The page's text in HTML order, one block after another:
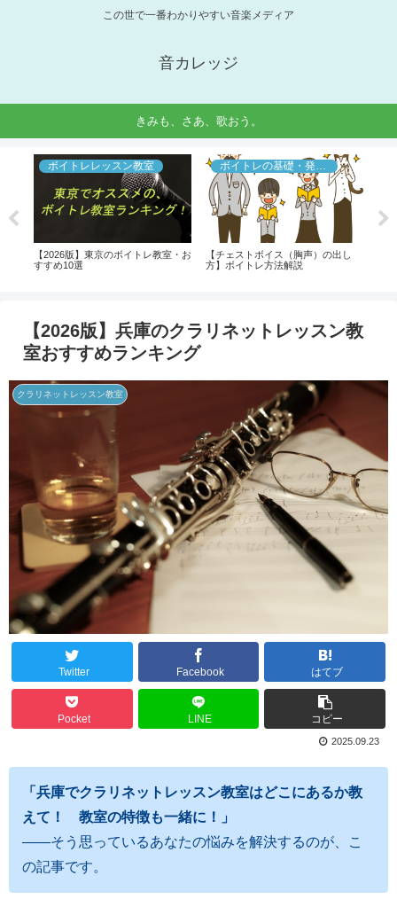
この世で一番わかりやすい音楽メディア
音カレッジ
きみも、さあ、歌おう。
ボイトレレッスン教室
【2026版】東京のボイトレ教室・お
すすめ10選
ボイトレの基礎・発声法
【チェストボイス（胸声）の出し
方】ボイトレ方法解説
お腹から声
【2026版】兵庫のクラリネットレッスン教
室おすすめランキング
クラリネットレッスン教室
Twitter Facebook はてブ
Pocket LINE コピー
2025.09.23
「兵庫でクラリネットレッスン教室はどこにあるか教
えて！ 教室の特徴も一緒に ！」
――そう思っているあなたの悩みを解決するのが、こ
の記事です。